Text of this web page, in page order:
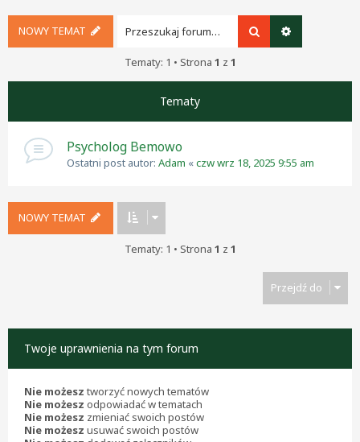
NOWY TEMAT Szukaj
Tematy: 1 • Strona 1 z 1
Tematy
Psycholog Bemowo
Ostatni post autor: Adam «czw wrz 18, 2025 9:55 am
NOWY TEMAT
Tematy: 1 • Strona 1 z 1
Przejdź do
Twoje uprawnienia na tym forum
Nie możesz tworzyć nowych tematów
Nie możesz odpowiadać w tematach
Nie możesz zmieniać swoich postów
Nie możesz usuwać swoich postów